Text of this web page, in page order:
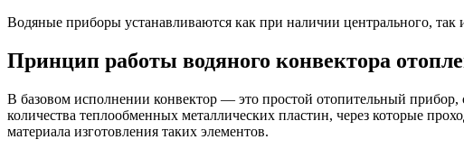
Водяные приборы устанавливаются как при наличии центрального,
Принцип работы водяного конвектора
В базовом исполнении конвектор — это простой отопительный
количества теплообменных металлических пластин, через которые
материала изготовления таких элементов.